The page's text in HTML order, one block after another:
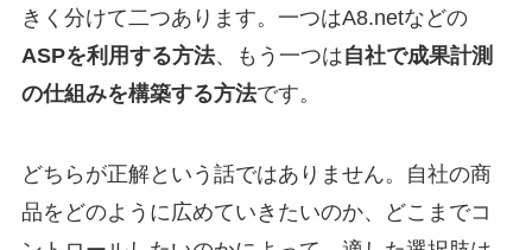
きく分けて二つあります。一つはA8.netなどの
ASPを利用する方法、もう一つは自社で成果計測
の仕組みを構築する方法です。
どちらが正解という話ではありません。自社の商
品をどのように広めていきたいのか、どこまでコ